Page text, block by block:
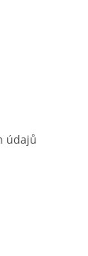
údajů